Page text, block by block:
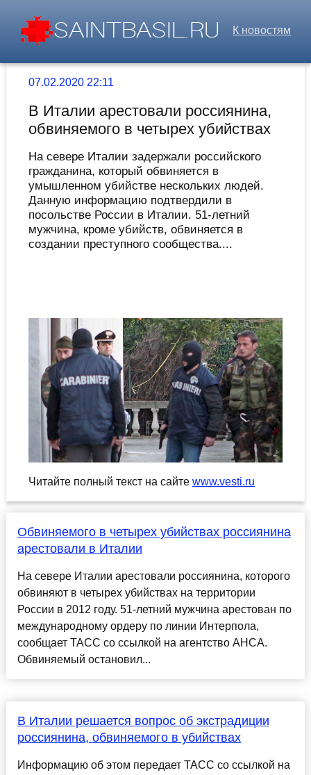
К новостям
07.02.2020 22:11
В Италии арестовали россиянина,
обвиняемого в четырех убийствах
На севере Италии задержали российского
гражданина, который обвиняется в
умышленном убийстве нескольких людей.
Данную информацию подтвердили в
посольстве России в Италии. 51-летний
мужчина, кроме убийств, обвиняется в
создании преступного сообщества....
Читайте полный текст на сайте www.vesti.ru
Обвиняемого в четырех убийствах россиянина
арестовали в Италии
На севере Италии арестовали россиянина, которого
обвиняют в четырех убийствах на территории
России в 2012 году. 51-летний мужчина арестован по
международному ордеру по линии Интерпола,
сообщает ТАСС со ссылкой на агентство АНСА.
Обвиняемый остановил...
В Италии решается вопрос об экстрадиции
россиянина, обвиняемого в убийствах
Информацию об этом передает ТАСС со ссылкой на